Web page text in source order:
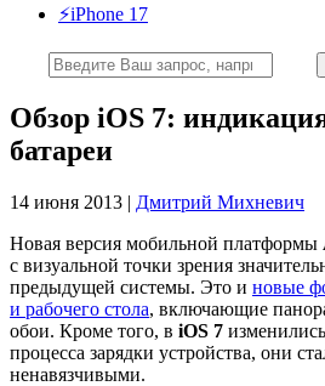
⚡️iPhone 17
Обзор iOS 7:
батареи
14 июня 2013 | Дмитрий Михневич
Новая версия мобильной платформы
с визуальной точки зрения
предыдущей системы. Это и новые
и рабочего стола, включающие
обои. Кроме того, в iOS 7
процесса зарядки устройства, они
ненавязчивыми.